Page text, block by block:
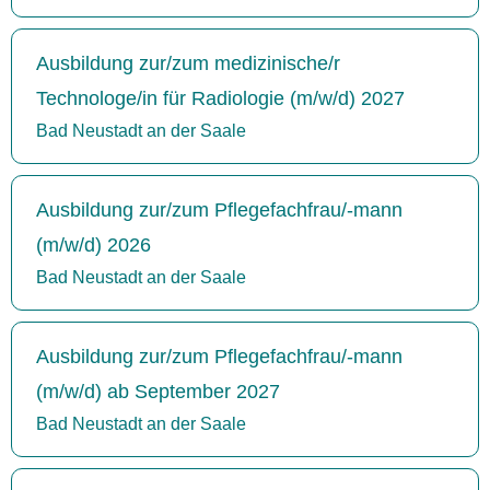
Ausbildung zur/zum medizinische/r
Technologe/in für Radiologie (m/w/d) 2027
Bad Neustadt an der Saale
Ausbildung zur/zum Pflegefachfrau/-mann
(m/w/d) 2026
Bad Neustadt an der Saale
Ausbildung zur/zum Pflegefachfrau/-mann
(m/w/d) ab September 2027
Bad Neustadt an der Saale